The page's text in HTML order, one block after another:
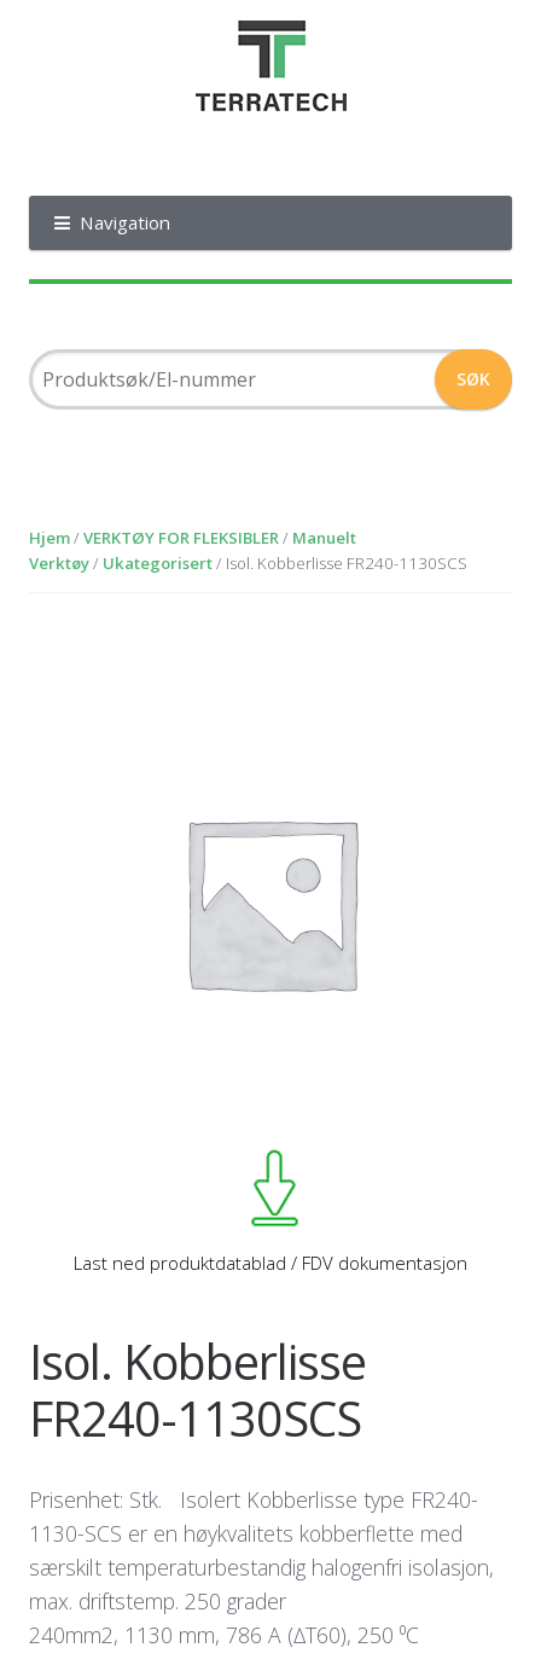
Navigation
Hjem/VERKTØY FOR FLEKSIBLER/ Manuelt
Verktøy/ Ukategorisert/ Isol. Kobberlisse FR240-1130SCS
Last ned produktdatablad / FDV dokumentasjon
Isol. Kobberlisse
FR240-1130SCS
Prisenhet: Stk. Isolert Kobberlisse type FR240-
1130-SCS er en høykvalitets kobberflette med
særskilt temperaturbestandig halogenfri isolasjon,
max. driftstemp. 250 grader
240mm2, 1130 mm, 786 A (∆T60), 250 ⁰C